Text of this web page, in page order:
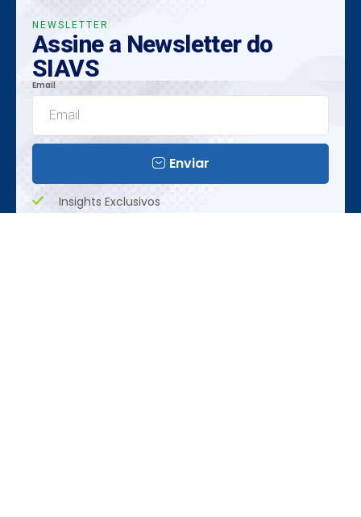
NEWSLETTER
Assine a Newsletter do
SIAVS
Email
Enviar
Insights Exclusivos